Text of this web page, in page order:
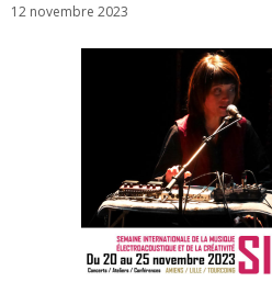
12 novembre 2023